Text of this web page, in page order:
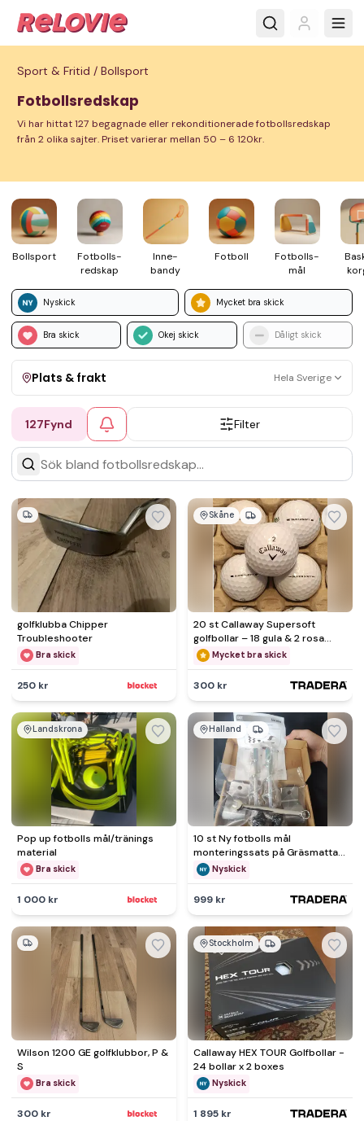
Sport & Fritid / Bollsport
Fotbollsredskap
Vi har hittat 127 begagnade eller rekonditionerade fotbollsredskap
från 2 olika sajter. Priset varierar mellan 50 – 6 120kr.
Boll­sport
Fotbolls­
redskap
Inne­
bandy
Fotboll
Fotbolls­
mål
Nyskick Mycket bra skick
Bra skick Okej skick Dåligt skick
Plats & frakt Hela Sverige
Visa allt Kan skickas Upphämtning
127Fynd Filter
golfklubba Chipper
Troubleshooter
Bra skick
250 kr
Skåne
20 st Callaway Supersoft
golfbollar – 18 gula & 2 rosa
Färgglad auktion st Cal
Mycket bra skick
300 kr
Landskrona
Pop up fotbolls mål/tränings
material
Bra skick
1 000 kr
Halland
10 st Ny fotbolls mål
monteringssats på Gräsmatta
från EXIT rek pris 5'300kr
Nyskick
999 kr
Wilson 1200 GE golfklubbor, P &
S
Bra skick
300 kr
Stockholm
Callaway HEX TOUR Golfbollar -
24 bollar x 2 boxes
Nyskick
1 895 kr